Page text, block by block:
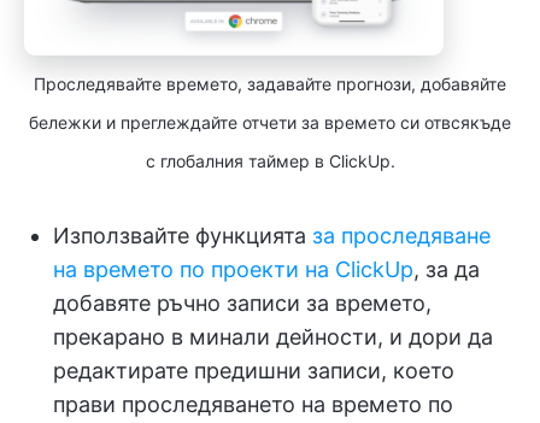
Проследявайте времето, задавайте прогнози, добавяйте
бележки и преглеждайте отчети за времето си отвсякъде
с глобалния таймер в ClickUp.
Използвайте функцията за проследяване
на времето по проекти на ClickUp, за да
добавяте ръчно записи за времето,
прекарано в минали дейности, и дори да
редактирате предишни записи, което
прави проследяването на времето по